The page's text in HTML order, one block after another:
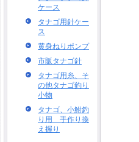
ケース
タナゴ用針ケー
ス
黄身ねりポンプ
市販タナゴ針
タナゴ用糸、そ
の他タナゴ釣り
小物
タナゴ、小鮒釣
り用 手作り換
え握り